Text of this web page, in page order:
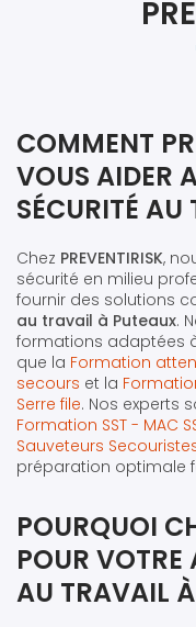
COMMENT
VOUS AIDER
SÉCURITÉ
Chez PREVENTIRISK,
sécurité en milieu
fournir des solutions
au travail à Puteaux.
formations adaptées
que la Formation
secours et la
Serre file. Nos experts
Formation SST - MAC
Sauveteurs
préparation optimale
POURQUOI
POUR
AU TRAVAIL